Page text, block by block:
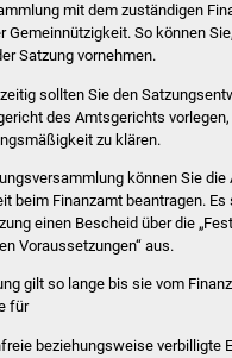
Presse
Bürger &
mit dem zuständigen
Gemeinnützigkeit. So können
Satzung vornehmen.
sollten Sie den
des Amtsgerichts vorlegen,
zu klären.
können Sie die
beim Finanzamt beantragen.
einen Bescheid über die
Voraussetzungen“ aus.
gilt so lange bis sie vom
für
beziehungsweise verbilligte